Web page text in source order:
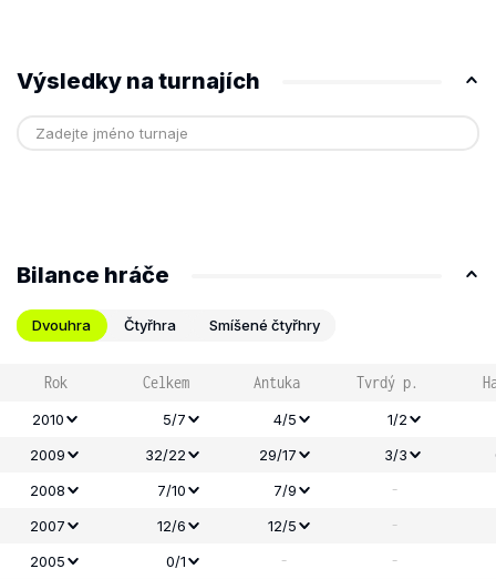
Výsledky na turnajích
Bilance hráče
Dvouhra Čtyřhra Smíšené čtyřhry
Rok Celkem Antuka Tvrdý p.
2010 5/7 4/5
1/2
2009
32/22 29/17 3/3
2008
7/10 7/9 -
2007 12/6 12/5 -
2005 0/1 -
-